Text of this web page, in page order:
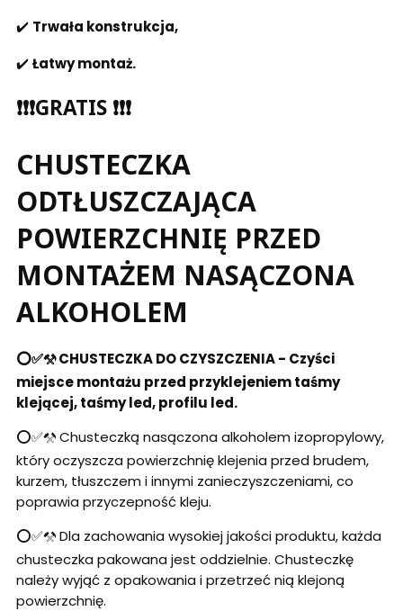
✔️ Trwała konstrukcja,
✔️Łatwy montaż.
❗❗❗GRATIS ❗❗❗
CHUSTECZKA
ODTŁUSZCZAJĄCA
POWIERZCHNIĘ PRZED
MONTAŻEM NASĄCZONA
ALKOHOLEM
⭕✅⚒️ CHUSTECZKA DO CZYSZCZENIA - Czyści
miejsce montażu przed przyklejeniem taśmy
klejącej, taśmy led, profilu led.
⭕✅⚒️ Chusteczką nasączona alkoholem izopropylowy,
który oczyszcza powierzchnię klejenia przed brudem,
kurzem, tłuszczem i innymi zanieczyszczeniami, co
poprawia przyczepność kleju.
⭕✅⚒️ Dla zachowania wysokiej jakości produktu, każda
chusteczka pakowana jest oddzielnie. Chusteczkę
należy wyjąć z opakowania i przetrzeć nią klejoną
powierzchnię.